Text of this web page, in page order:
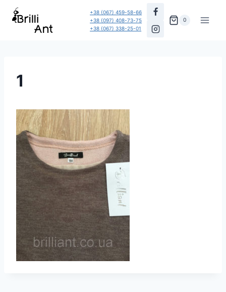
Перейти
+38 (067) 459-58-66
+38 (097) 408-73-75
+38 (067) 338-25-01
0
1